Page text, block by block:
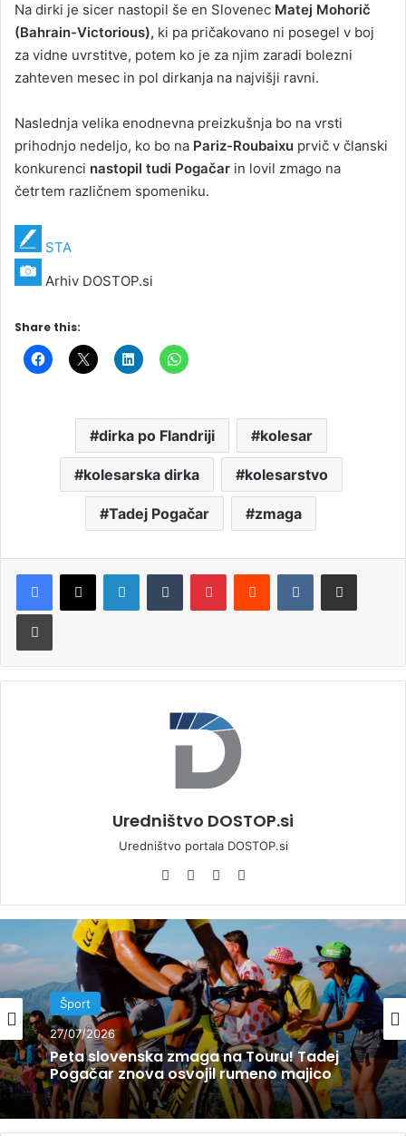
Na dirki je sicer nastopil še en Slovenec Matej Mohorič
(Bahrain-Victorious), ki pa pričakovano ni posegel v boj
za vidne uvrstitve, potem ko je za njim zaradi bolezni
zahteven mesec in pol dirkanja na najvišji ravni.
Naslednja velika enodnevna preizkušnja bo na vrsti
prihodnjo nedeljo, ko bo na Pariz-Roubaixu prvič v članski
konkurenci nastopil tudi Pogačar in lovil zmago na
četrtem različnem spomeniku.
STA
Arhiv DOSTOP.si
Share this:
dirka po Flandriji kolesar
kolesarska dirka kolesarstvo
Tadej Pogačar zmaga
Uredništvo DOSTOP.si
Uredništvo portala DOSTOP.si
We
te
Fa
bo
ok
Yo
ub
e
ra
Šport
27/07/2026
Peta slovenska zmaga na Touru! Tadej
Pogačar znova osvojil rumeno majico
Šport
24/07/2026